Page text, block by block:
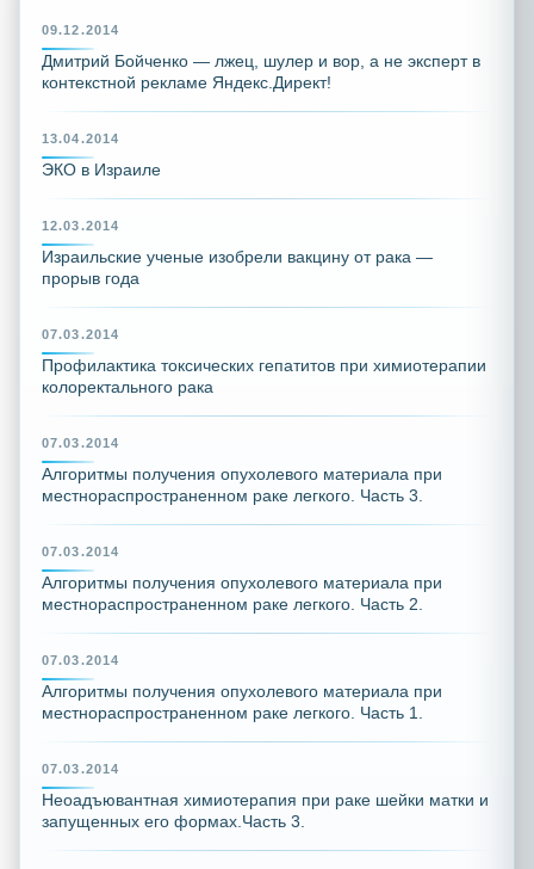
09.12.2014
Дмитрий Бойченко — лжец, шулер и вор, а не эксперт в
контекстной рекламе Яндекс.Директ!
13.04.2014
ЭКО в Израиле
12.03.2014
Израильские ученые изобрели вакцину от рака —
прорыв года
07.03.2014
Профилактика токсических гепатитов при химиотерапии
колоректального рака
07.03.2014
Алгоритмы получения опухолевого материала при
местнораспространенном раке легкого. Часть 3.
07.03.2014
Алгоритмы получения опухолевого материала при
местнораспространенном раке легкого. Часть 2.
07.03.2014
Алгоритмы получения опухолевого материала при
местнораспространенном раке легкого. Часть 1.
07.03.2014
Неоадъювантная химиотерапия при раке шейки матки и
запущенных его формах.Часть 3.